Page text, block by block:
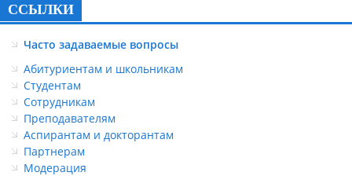
ССЫЛКИ
Часто задаваемые вопросы
Абитуриентам и школьникам
Студентам
Сотрудникам
Преподавателям
Аспирантам и докторантам
Партнерам
Модерация